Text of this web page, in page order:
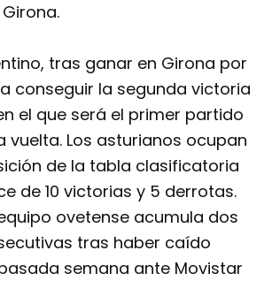
tras ganar en Girona por
conseguir la segunda victoria
el que será el primer partido
vuelta. Los asturianos ocupan
de la tabla clasificatoria
de 10 victorias y 5 derrotas.
ovetense acumula dos
tras haber caído
semana ante Movistar